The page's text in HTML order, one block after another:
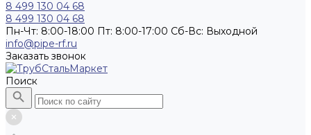
8 499 130 04 68
8 499 130 04 68
Пн-Чт: 8:00-18:00 Пт: 8:00-17:00 Сб-Вс: Выходной
info@pipe-rf.ru
Заказать звонок
Поиск